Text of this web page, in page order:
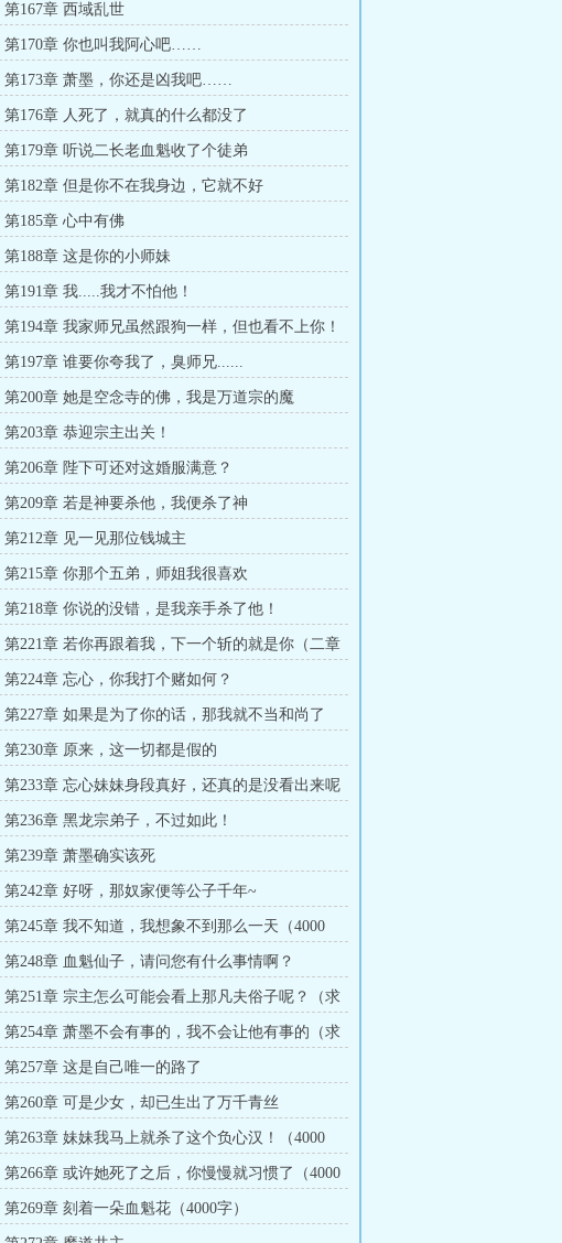
第167章 西域乱世
第170章 你也叫我阿心吧……
第173章 萧墨，你还是凶我吧……
第176章 人死了，就真的什么都没了
第179章 听说二长老血魁收了个徒弟
第182章 但是你不在我身边，它就不好
第185章 心中有佛
第188章 这是你的小师妹
第191章 我.....我才不怕他！
第194章 我家师兄虽然跟狗一样，但也看不上你！
第197章 谁要你夸我了，臭师兄......
第200章 她是空念寺的佛，我是万道宗的魔
第203章 恭迎宗主出关！
第206章 陛下可还对这婚服满意？
第209章 若是神要杀他，我便杀了神
第212章 见一见那位钱城主
第215章 你那个五弟，师姐我很喜欢
第218章 你说的没错，是我亲手杀了他！
第221章 若你再跟着我，下一个斩的就是你（二章
合一，4600字）
第224章 忘心，你我打个赌如何？
第227章 如果是为了你的话，那我就不当和尚了
第230章 原来，这一切都是假的
第233章 忘心妹妹身段真好，还真的是没看出来呢
第236章 黑龙宗弟子，不过如此！
第239章 萧墨确实该死
第242章 好呀，那奴家便等公子千年~
第245章 我不知道，我想象不到那么一天（4000
字）
第248章 血魁仙子，请问您有什么事情啊？
第251章 宗主怎么可能会看上那凡夫俗子呢？（求
月票）
第254章 萧墨不会有事的，我不会让他有事的（求
月票）
第257章 这是自己唯一的路了
第260章 可是少女，却已生出了万千青丝
第263章 妹妹我马上就杀了这个负心汉！（4000
字）
第266章 或许她死了之后，你慢慢就习惯了（4000
字）
第269章 刻着一朵血魁花（4000字）